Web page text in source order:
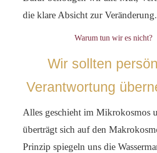
die klare Absicht zur Veränderung.
Warum tun wir es nicht?
Wir sollten
Verantwortung
Alles geschieht im Mikrokosmos
überträgt sich auf den
Prinzip spiegeln uns die